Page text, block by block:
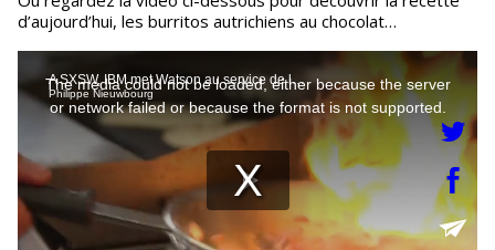
d’aujourd’hui, les burritos autrichiens au chocolat…